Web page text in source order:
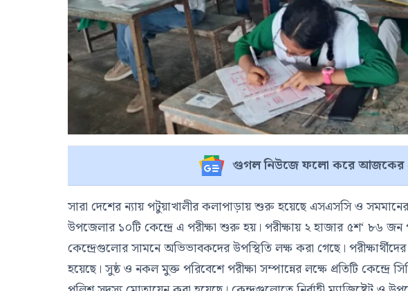
গুগল নিউজে ফলো করে আজকের
সারা দেশের ন্যায় পটুয়াখালীর কলাপাড়ায় শুরু হয়েছে এসএসসি ও
উপজেলার ১০টি কেন্দ্রে এ পরীক্ষা শুরু হয়। পরীক্ষায় ২ হাজার ৫শ‘ ৮৬ জন
কেন্দ্রেগুলোর সামনে অভিভাবকদের উপস্থিতি লক্ষ করা গেছে। পরীক্ষার্থীদের
হয়েছে। সুষ্ঠ ও নকল মুক্ত পরিবেশে পরীক্ষা সম্পান্নের লক্ষে প্রতিটি কেন্দ্রে